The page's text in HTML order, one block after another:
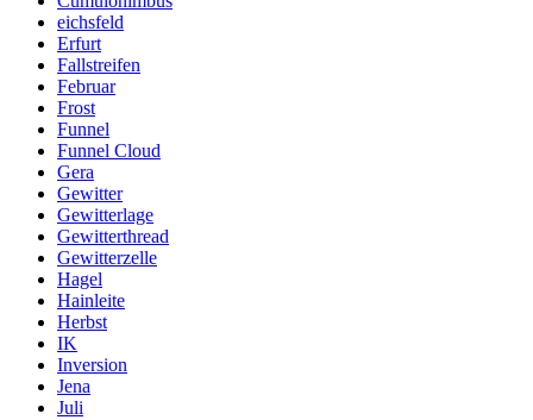
eichsfeld
Erfurt
Fallstreifen
Februar
Frost
Funnel
Funnel Cloud
Gera
Gewitter
Gewitterlage
Gewitterthread
Gewitterzelle
Hagel
Hainleite
Herbst
IK
Inversion
Jena
Juli